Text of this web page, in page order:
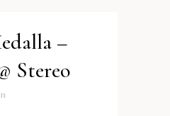
–
Stereo